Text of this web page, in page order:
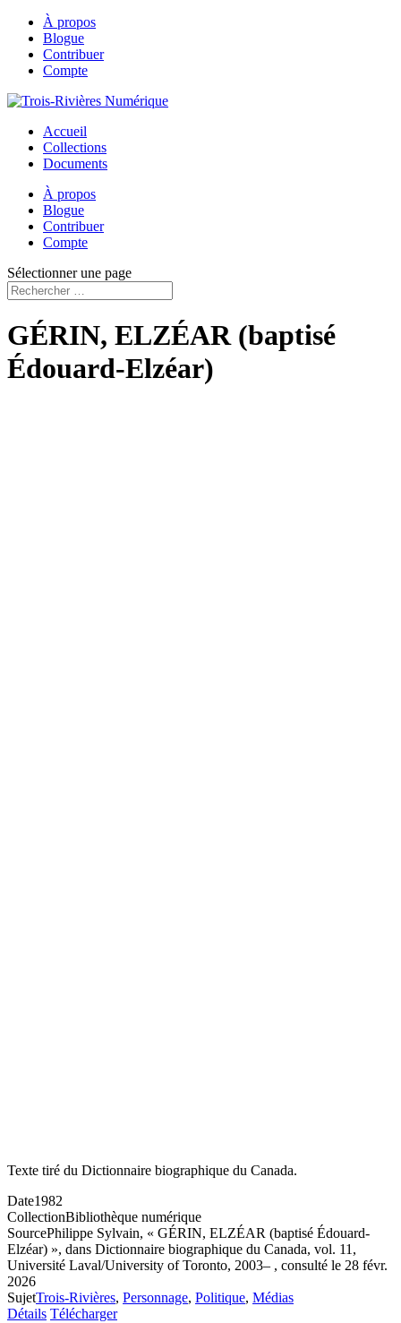
À propos
Blogue
Contribuer
Compte
Accueil
Collections
Documents
À propos
Blogue
Contribuer
Compte
Sélectionner une page
GÉRIN, ELZÉAR (baptisé
Édouard-Elzéar)
Texte tiré du Dictionnaire biographique du Canada.
Date1982
CollectionBibliothèque numérique
SourcePhilippe Sylvain, « GÉRIN, ELZÉAR (baptisé Édouard-
Elzéar) », dans Dictionnaire biographique du Canada, vol. 11,
Université Laval/University of Toronto, 2003– , consulté le 28 févr.
2026
SujetTrois-Rivières, Personnage, Politique, Médias
Détails Télécharger